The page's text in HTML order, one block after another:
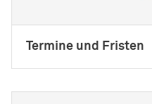
Termine und Fristen